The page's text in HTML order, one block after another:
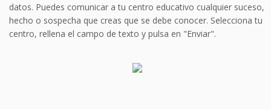
datos. Puedes comunicar a tu centro educativo cualquier suceso,
hecho o sospecha que creas que se debe conocer. Selecciona tu
centro, rellena el campo de texto y pulsa en "Enviar".